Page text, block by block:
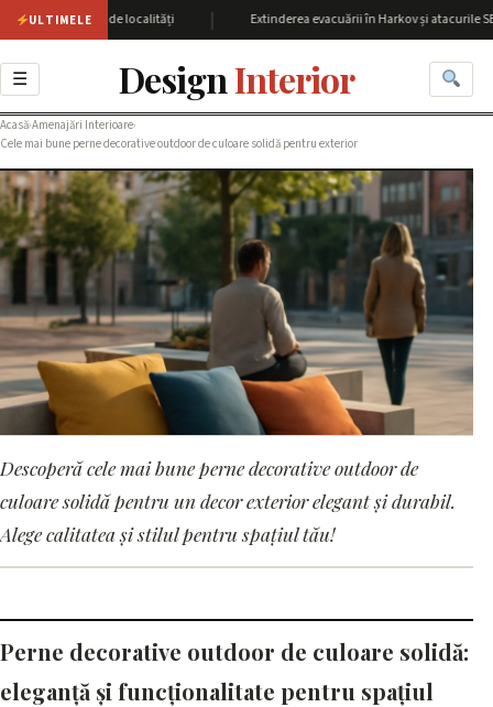
ULTIMELE
cu peste 60 de localități Extinderea evacuării în Harkov și atacurile SBU
☰ DesignInterior
Acasă›Amenajări Interioare›
Cele mai bune perne decorative outdoor de culoare solidă pentru exterior
AMENAJĂRI INTERIOARE
Cele mai bune perne
decorative outdoor de culoare
solidă pentru exterior
Descoperă cele mai bune perne decorative outdoor de
culoare solidă pentru un decor exterior elegant și durabil.
Alege calitatea și stilul pentru spațiul tău!
Perne decorative outdoor de culoare solidă:
eleganță și funcționalitate pentru spațiul